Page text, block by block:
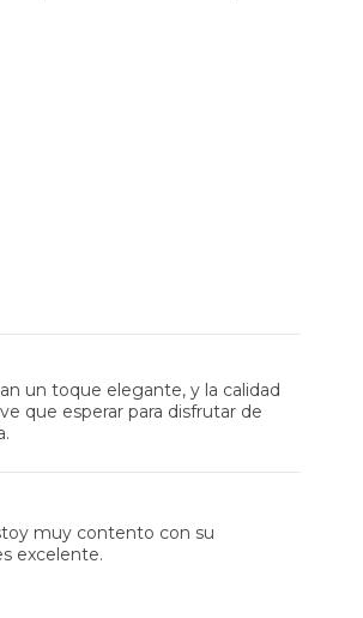
un toque elegante, y la calidad
que esperar para disfrutar de
muy contento con su
excelente.